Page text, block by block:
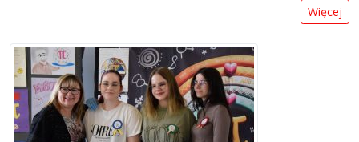
Więcej